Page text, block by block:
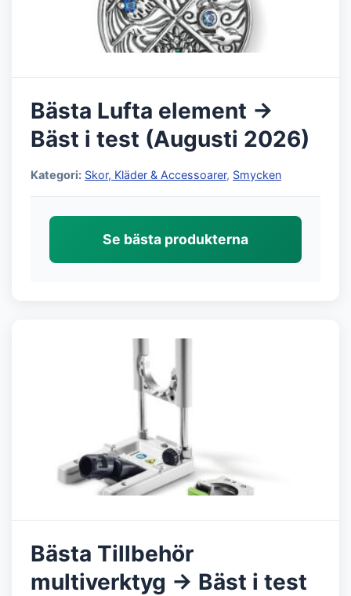
Bästa Lufta element →
Bäst i test (Augusti 2026)
Kategori: Skor, Kläder & Accessoarer, Smycken
Se bästa produkterna
Bästa Tillbehör
multiverktyg → Bäst i test